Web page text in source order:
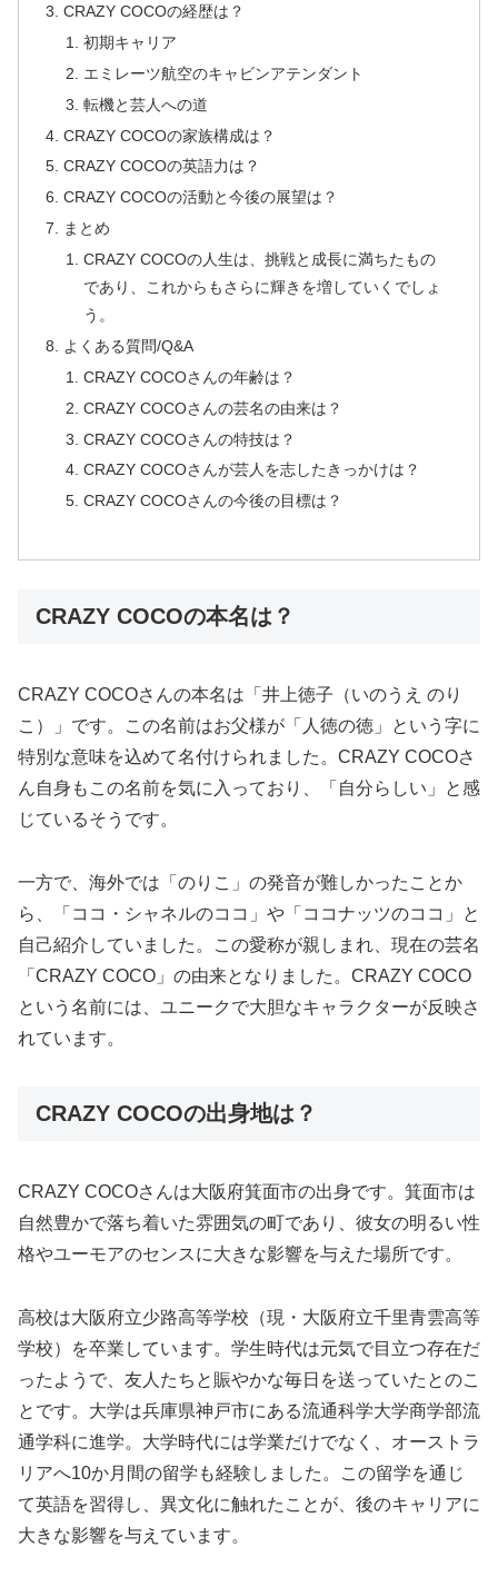
CRAZY COCOの経歴は？
初期キャリア
エミレーツ航空のキャビンアテンダント
転機と芸人への道
CRAZY COCOの家族構成は？
CRAZY COCOの英語力は？
CRAZY COCOの活動と今後の展望は？
まとめ
CRAZY COCOの人生は、挑戦と成長に満ちたもの
であり、これからもさらに輝きを増していくでしょ
う。
よくある質問/Q&A
CRAZY COCOさんの年齢は？
CRAZY COCOさんの芸名の由来は？
CRAZY COCOさんの特技は？
CRAZY COCOさんが芸人を志したきっかけは？
CRAZY COCOさんの今後の目標は？
CRAZY COCOの本名は？
CRAZY COCOさんの本名は「井上徳子（いのうえ のり
こ）」です。この名前はお父様が「人徳の徳」という字に
特別な意味を込めて名付けられました。CRAZY COCOさ
ん自身もこの名前を気に入っており、「自分らしい」と感
じているそうです。
一方で、海外では「のりこ」の発音が難しかったことか
ら、「ココ・シャネルのココ」や「ココナッツのココ」と
自己紹介していました。この愛称が親しまれ、現在の芸名
「CRAZY COCO」の由来となりました。CRAZY COCO
という名前には、ユニークで大胆なキャラクターが反映さ
れています。
CRAZY COCOの出身地は？
CRAZY COCOさんは大阪府箕面市の出身です。箕面市は
自然豊かで落ち着いた雰囲気の町であり、彼女の明るい性
格やユーモアのセンスに大きな影響を与えた場所です。
高校は大阪府立少路高等学校（現・大阪府立千里青雲高等
学校）を卒業しています。学生時代は元気で目立つ存在だ
ったようで、友人たちと賑やかな毎日を送っていたとのこ
とです。大学は兵庫県神戸市にある流通科学大学商学部流
通学科に進学。大学時代には学業だけでなく、オーストラ
リアへ10か月間の留学も経験しました。この留学を通じ
て英語を習得し、異文化に触れたことが、後のキャリアに
大きな影響を与えています。